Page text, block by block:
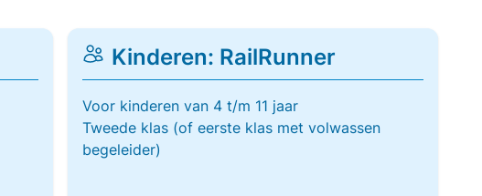
Kinderen: RailRunner
Voor kinderen van 4 t/m 11 jaar
Tweede klas (of eerste klas met volwassen
begeleider)